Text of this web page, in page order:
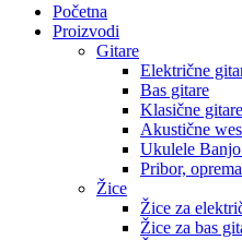
Početna
Proizvodi
Gitare
Električne
Bas gitare
Klasične gitare
Akustične
Ukulele
Pribor,
Žice
Žice za
Žice za bas